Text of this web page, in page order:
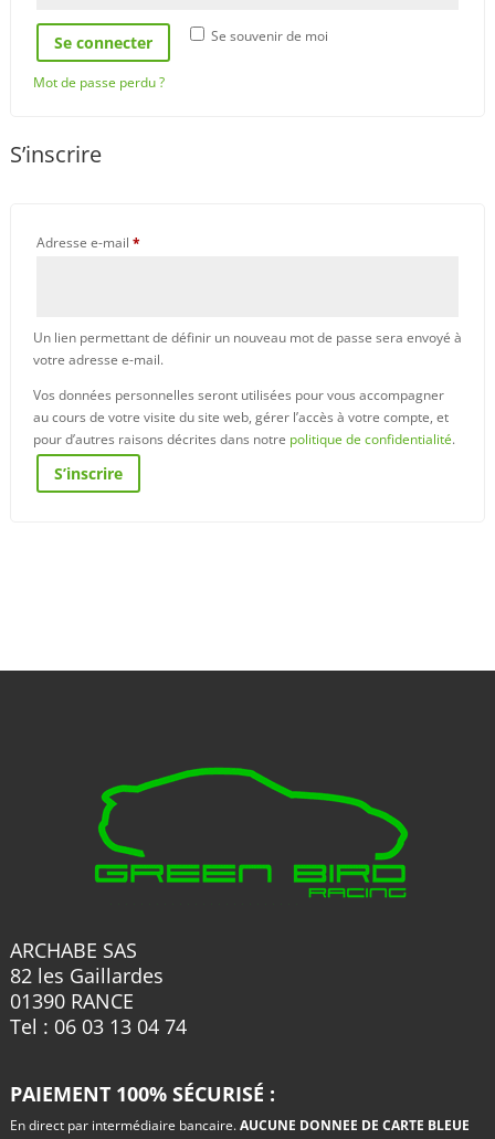
Se souvenir de moi
Se connecter
Mot de passe perdu ?
S’inscrire
Adresse e-mail *Obligatoire
Un lien permettant de définir un nouveau mot de passe sera envoyé à
votre adresse e-mail.
Vos données personnelles seront utilisées pour vous accompagner
au cours de votre visite du site web, gérer l’accès à votre compte, et
pour d’autres raisons décrites dans notre politique de confidentialité.
S’inscrire
ARCHABE SAS
82 les Gaillardes
01390 RANCE
Tel : 06 03 13 04 74
PAIEMENT 100% SÉCURISÉ :
En direct par intermédiaire bancaire.AUCUNE DONNEE DE CARTE BLEUE